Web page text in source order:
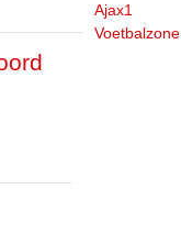
Ajax1
Voetbalzone